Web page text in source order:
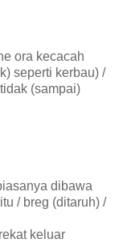
ora kecacah
seperti kerbau) /
(sampai)
dibawa
/ breg (ditaruh) /
keluar